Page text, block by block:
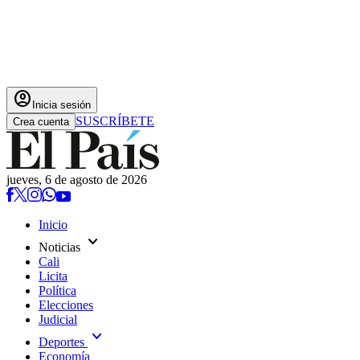
account_circle Inicia sesión
Crea cuenta SUSCRÍBETE
jueves, 6 de agosto de 2026
Inicio
Noticias expand_more
Cali
Licita
Política
Elecciones
Judicial
Deportes expand_more
Economía